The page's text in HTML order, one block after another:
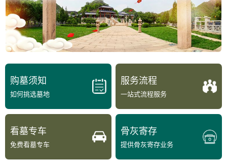
购墓须知
如何挑选墓地
服务流程
一站式流程服务
看墓专车
免费看墓专车
骨灰寄存
提供骨灰寄存业务